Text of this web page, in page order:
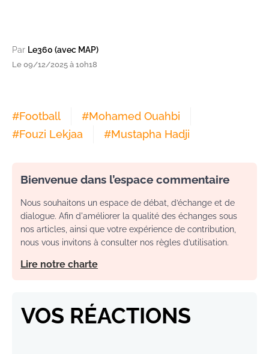
Par Le360 (avec MAP)
Le 09/12/2025 à 10h18
#Football #Mohamed Ouahbi
#Fouzi Lekjaa #Mustapha Hadji
Bienvenue dans l’espace commentaire
Nous souhaitons un espace de débat, d’échange et de
dialogue. Afin d'améliorer la qualité des échanges sous
nos articles, ainsi que votre expérience de contribution,
nous vous invitons à consulter nos règles d’utilisation.
Lire notre charte
VOS RÉACTIONS